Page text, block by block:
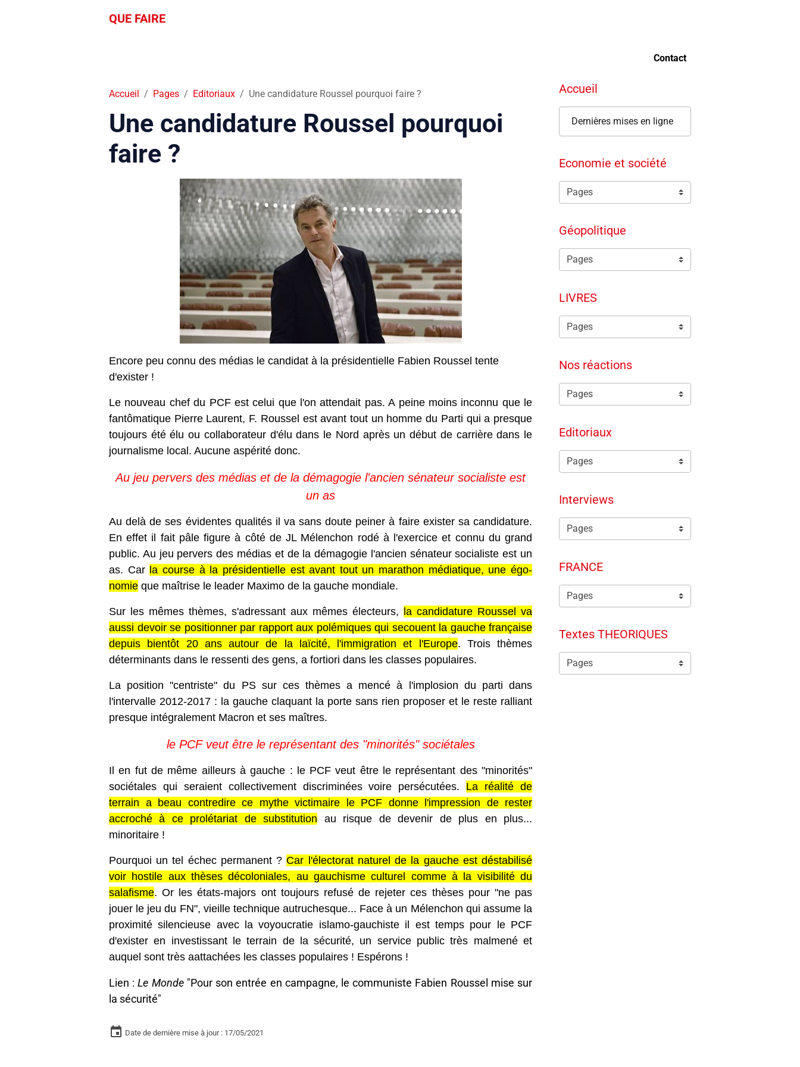
QUE FAIRE
Contact
Accueil Pages Editoriaux Une candidature Roussel pourquoi faire ?
Une candidature Roussel pourquoi
faire ?
Encore peu connu des médias le candidat à la présidentielle Fabien Roussel tente
d'exister !
Le nouveau chef du PCF est celui que l'on attendait pas. A peine moins inconnu que le
fantômatique Pierre Laurent, F. Roussel est avant tout un homme du Parti qui a presque
toujours été élu ou collaborateur d'élu dans le Nord après un début de carrière dans le
journalisme local. Aucune aspérité donc.
Au jeu pervers des médias et de la démagogie l'ancien sénateur socialiste est
un as
Au delà de ses évidentes qualités il va sans doute peiner à faire exister sa candidature.
En effet il fait pâle figure à côté de JL Mélenchon rodé à l'exercice et connu du grand
public. Au jeu pervers des médias et de la démagogie l'ancien sénateur socialiste est un
as. Car la course à la présidentielle est avant tout un marathon médiatique, une égo-
nomie que maîtrise le leader Maximo de la gauche mondiale.
Sur les mêmes thèmes, s'adressant aux mêmes électeurs,
la candidature Roussel va
aussi devoir se positionner par rapport aux polémiques qui secouent la gauche française
depuis bientôt 20 ans autour de la laïcité, l'immigration et l'Europe. Trois thèmes
déterminants dans le ressenti des gens, a fortiori dans les classes populaires.
La position "centriste" du PS sur ces thèmes a mencé à l'implosion du parti dans
l'intervalle 2012-2017 : la gauche claquant la porte sans rien proposer et le reste ralliant
presque intégralement Macron et ses maîtres.
le PCF veut être le représentant des "minorités" sociétales
Il en fut de même ailleurs à gauche : le PCF veut être le représentant des "minorités"
sociétales qui seraient collectivement discriminées voire persécutées. La réalité de
terrain a beau contredire ce mythe victimaire le PCF donne l'impression de rester
accroché à ce prolétariat de substitution au risque de devenir de plus en plus...
minoritaire !
Pourquoi un tel échec permanent ? Car l'électorat naturel de la gauche est déstabilisé
voir hostile aux thèses décoloniales, au gauchisme culturel comme à la visibilité du
salafisme. Or les états-majors ont toujours refusé de rejeter ces thèses pour "ne pas
jouer le jeu du FN", vieille technique autruchesque... Face à un Mélenchon qui assume la
proximité silencieuse avec la voyoucratie islamo-gauchiste il est temps pour le PCF
d'exister en investissant le terrain de la sécurité, un service public très malmené et
auquel sont très aattachées les classes populaires ! Espérons !
Lien :Le Monde"Pour son entrée en campagne, le communiste Fabien Roussel mise sur
la sécurité"
Date de dernière mise à jour : 17/05/2021
Accueil
Dernières mises en ligne
Economie et société
Géopolitique
LIVRES
Nos réactions
Editoriaux
Interviews
FRANCE
Textes THEORIQUES